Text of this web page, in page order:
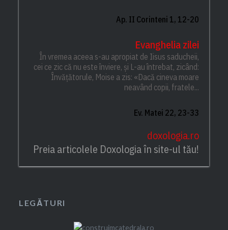
Ap. II Corinteni 1, 12-20
Evanghelia zilei
În vremea aceea s-au apropiat de Iisus saducheii,
cei ce zic că nu este înviere, și L-au întrebat, zicând:
Învățătorule, Moise a zis: «Dacă cineva moare
neavând copii, fratele...
Ev. Matei 22, 23-33
doxologia.ro
Preia articolele Doxologia în site-ul tău!
LEGĂTURI